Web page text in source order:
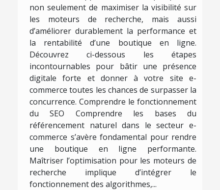
non seulement de maximiser la visibilité sur
les moteurs de recherche, mais aussi
d’améliorer durablement la performance et
la rentabilité d’une boutique en ligne.
Découvrez ci-dessous les étapes
incontournables pour bâtir une présence
digitale forte et donner à votre site e-
commerce toutes les chances de surpasser la
concurrence. Comprendre le fonctionnement
du SEO Comprendre les bases du
référencement naturel dans le secteur e-
commerce s’avère fondamental pour rendre
une boutique en ligne performante.
Maîtriser l’optimisation pour les moteurs de
recherche implique d’intégrer le
fonctionnement des algorithmes,...